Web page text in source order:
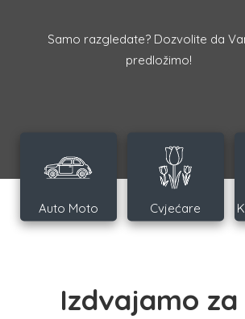
Samo razgledate? Dozvolite da
predložimo!
Auto Moto Cvjećare
Izdvajamo za